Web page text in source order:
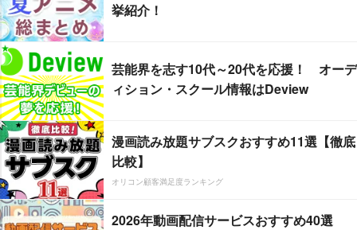
挙紹介！
芸能界を志す10代～20代を応援！ オーデ
ィション・スクール情報はDeview
漫画読み放題サブスクおすすめ11選【徹底
比較】
オリコン顧客満足度ランキング
2026年動画配信サービスおすすめ40選